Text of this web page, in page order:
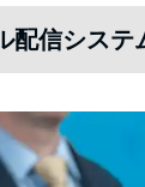
配信システ